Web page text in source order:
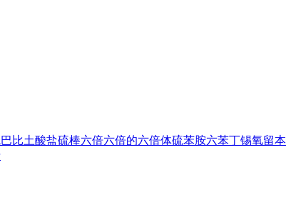
比土酸盐硫棒六倍六倍的六倍体硫苯胺六苯丁锡氧留